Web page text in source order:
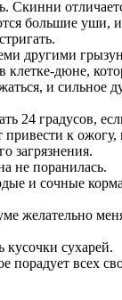
Скинни
большие уши,
другими
дюне,
и сильное
24 градусов,
к
загрязнения.
не поранилась.
и сочные
желательно
кусочки сухарей.
порадует всех